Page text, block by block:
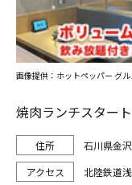
焼肉ランチスター
石川県金
北陸鉄道
画像提供：ホットペッパー グル